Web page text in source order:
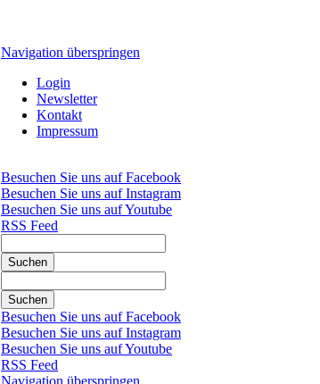
Navigation überspringen
Login
Newsletter
Kontakt
Impressum
Besuchen Sie uns auf Facebook
Besuchen Sie uns auf Instagram
Besuchen Sie uns auf Youtube
RSS Feed
Suchen
Suchen
Besuchen Sie uns auf Facebook
Besuchen Sie uns auf Instagram
Besuchen Sie uns auf Youtube
RSS Feed
Navigation überspringen